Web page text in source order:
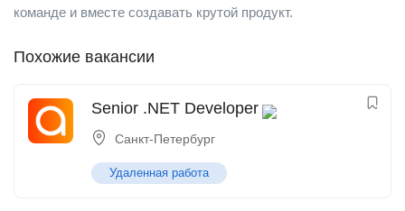
команде и вместе создавать крутой продукт.
Похожие вакансии
Senior .NET Developer
Санкт-Петербург
Удаленная работа